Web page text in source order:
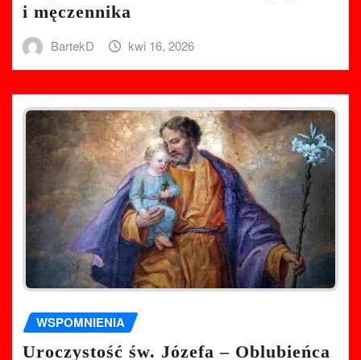
i męczennika
BartekD kwi 16, 2026
WSPOMNIENIA
Uroczystość św. Józefa – Oblubieńca